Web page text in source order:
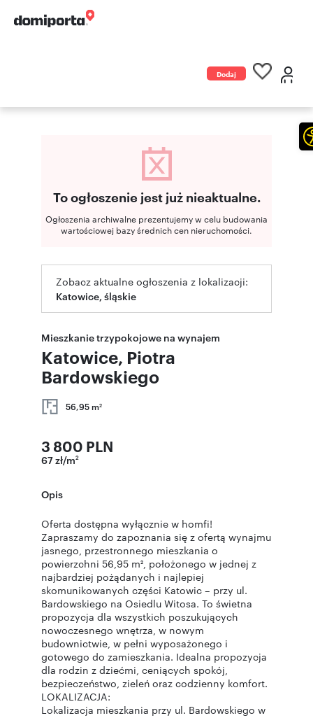
Dodaj
To ogłoszenie jest już nieaktualne.
Ogłoszenia archiwalne prezentujemy w celu budowania
wartościowej bazy średnich cen nieruchomości.
Zobacz aktualne ogłoszenia z lokalizacji:
Katowice, śląskie
Mieszkanie trzypokojowe na wynajem
Katowice, Piotra
Bardowskiego
56,95 m2
3 800 PLN
67 zł/m2
Opis
Oferta dostępna wyłącznie w homfi!
Zapraszamy do zapoznania się z ofertą wynajmu
jasnego, przestronnego mieszkania o
powierzchni 56,95 m², położonego w jednej z
najbardziej pożądanych i najlepiej
skomunikowanych części Katowic – przy ul.
Bardowskiego na Osiedlu Witosa. To świetna
propozycja dla wszystkich poszukujących
nowoczesnego wnętrza, w nowym
budownictwie, w pełni wyposażonego i
gotowego do zamieszkania. Idealna propozycja
dla rodzin z dziećmi, ceniących spokój,
bezpieczeństwo, zieleń oraz codzienny komfort.
LOKALIZACJA:
Lokalizacja mieszkania przy ul. Bardowskiego w